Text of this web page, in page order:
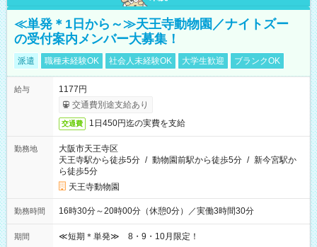
≪単発＊1日から～≫天王寺動物園／ナイトズー
の受付案内メンバー大募集！
派遣 職種未経験OK 社会人未経験OK 大学生歓迎 ブランクOK
給与
1177円
交通費別途支給あり
交通費 1日450円迄の実費を支給
勤務地
大阪市天王寺区
天王寺駅から徒歩5分 / 動物園前駅から徒歩5分 / 新今宮駅か
ら徒歩5分
天王寺動物園
勤務時間 16時30分～20時00分（休憩0分）／実働3時間30分
期間 ≪短期＊単発≫ 8・9・10月限定！